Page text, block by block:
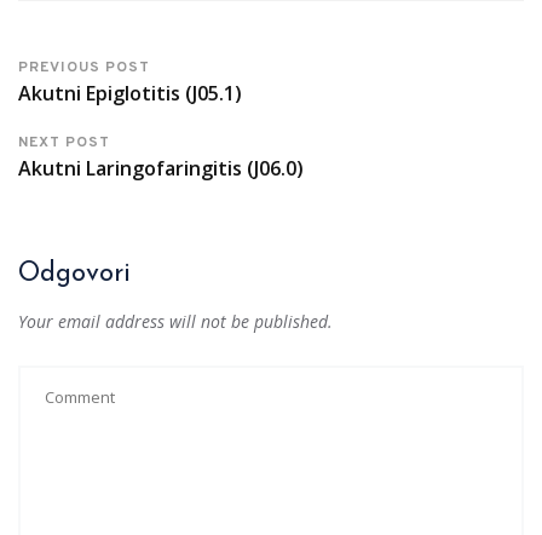
PREVIOUS POST
Akutni Epiglotitis (J05.1)
NEXT POST
Akutni Laringofaringitis (J06.0)
Odgovori
Your email address will not be published.